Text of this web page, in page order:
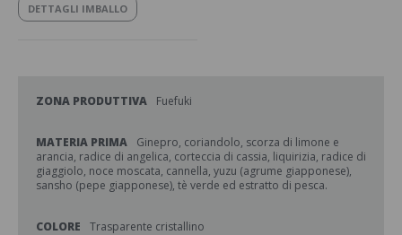
DETTAGLI IMBALLO
ZONA PRODUTTIVA Fuefuki
MATERIA PRIMA
Ginepro, coriandolo, scorza di limone e
arancia, radice di angelica, corteccia di cassia, liquirizia, radice di
giaggiolo, noce moscata, cannella, yuzu (agrume giapponese),
sansho (pepe giapponese), tè verde ed estratto di pesca.
COLORE Trasparente cristallino